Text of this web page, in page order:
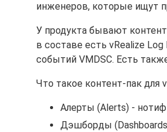
инженеров, которые ищут
У продукта бывают
в составе есть vRealize
событий VMDSC. Есть
Что такое контент-пак для
Алерты (Alerts) -
Дэшборды